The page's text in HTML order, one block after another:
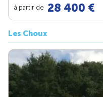
à partir de 28 400 €
Les Choux